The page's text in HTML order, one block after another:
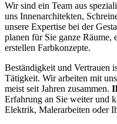
Wir sind ein Team aus
uns Innenarchitekten,
unsere Expertise bei der
planen für Sie ganze Räume,
erstellen Farbkonzepte.
Beständigkeit und Vertrauen
Tätigkeit. Wir arbeiten mit
meist seit Jahren zusammen.
Erfahrung an Sie weiter und
Elektrik, Malerarbeiten oder